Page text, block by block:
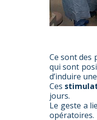
Ce sont des
qui sont
d’induire
Ces
jours.
Le geste a
opératoires.